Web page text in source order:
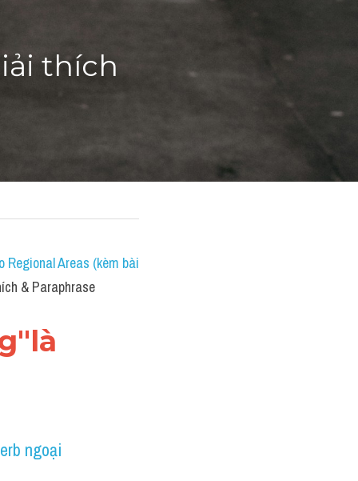
thích
Regional Areas (kèm bài
& Paraphrase
ngoại